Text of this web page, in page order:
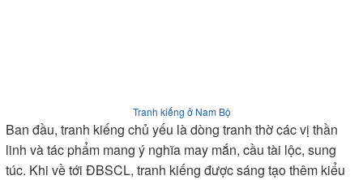
Tranh kiếng ở Nam Bộ
Ban đầu, tranh kiếng chủ yếu là dòng tranh thờ các vị thần
linh và tác phẩm mang ý nghĩa may mắn, cầu tài lộc, sung
túc. Khi về tới ĐBSCL, tranh kiếng được sáng tạo thêm kiểu